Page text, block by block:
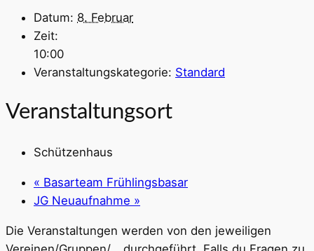
Datum: 8. Februar
Zeit:
10:00
Veranstaltungskategorie: Standard
Veranstaltungsort
Schützenhaus
« Basarteam Frühlingsbasar
JG Neuaufnahme »
Die Veranstaltungen werden von den jeweiligen